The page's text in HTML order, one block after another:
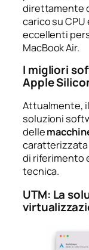
direttamente
carico su
eccellenti
MacBook Air.
I migliori
Apple
Attualmente,
soluzioni
delle
di riferimento
tecnica.
UTM: La